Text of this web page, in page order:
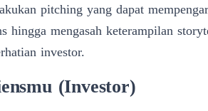
pitching yang dapat
hingga mengasah keterampilan
investor.
(Investor)